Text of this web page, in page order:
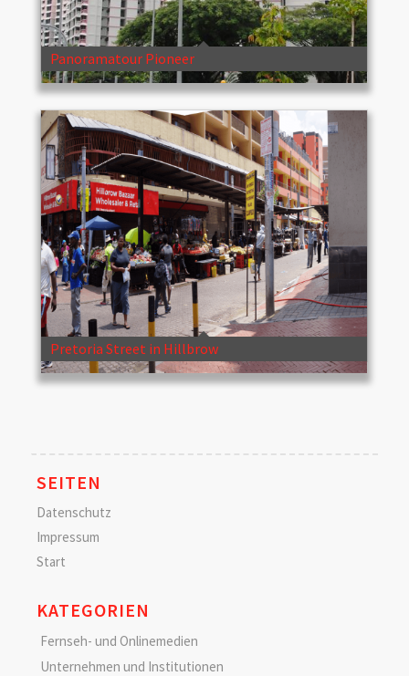
Panoramatour Pioneer
Pretoria Street in Hillbrow
SEITEN
Datenschutz
Impressum
Start
KATEGORIEN
Fernseh- und Onlinemedien
Unternehmen und Institutionen